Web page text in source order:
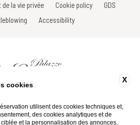
de la vie privée Cookie policy
GDS
Accessibility
Tel: +39 0577 735605
Fax: +39 0577 738031
info@palazzoleopoldo.it
X
cookies
utilisent des cookies techniques et,
des cookies analytiques et de
et la personnalisation des annonces.